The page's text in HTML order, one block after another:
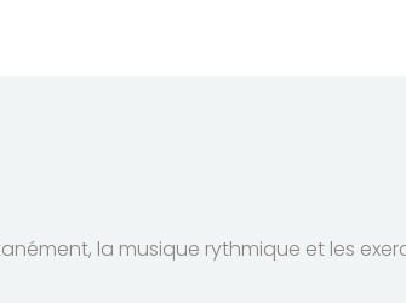
la musique rythmique et les